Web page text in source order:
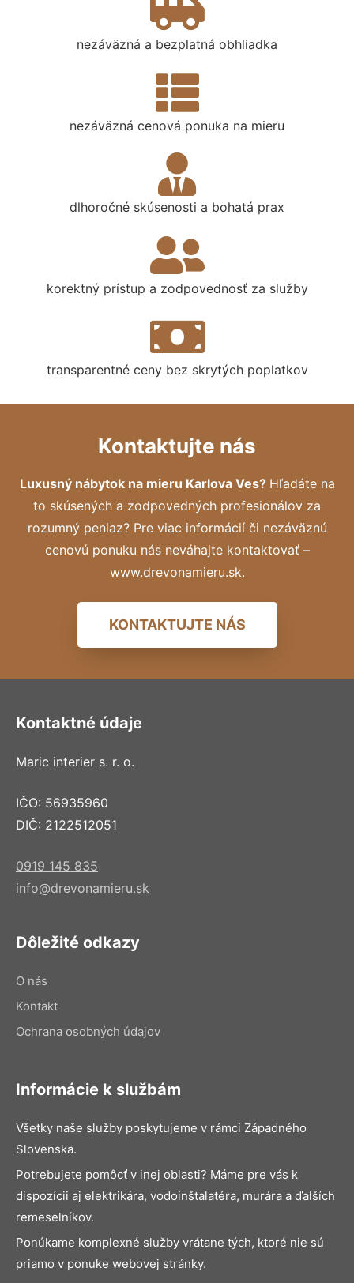
nezáväzná a bezplatná obhliadka
nezáväzná cenová ponuka na mieru
dlhoročné skúsenosti a bohatá prax
korektný prístup a zodpovednosť za služby
transparentné ceny bez skrytých poplatkov
Kontaktujte nás
Luxusný nábytok na mieru Karlova Ves? Hľadáte na
to skúsených a zodpovedných profesionálov za
rozumný peniaz? Pre viac informácií či nezáväznú
cenovú ponuku nás neváhajte kontaktovať –
www.drevonamieru.sk.
KONTAKTUJTE NÁS
Kontaktné údaje
Maric interier s. r. o.
IČO: 56935960
DIČ: 2122512051
0919 145 835
info@drevonamieru.sk
Dôležité odkazy
O nás
Kontakt
Ochrana osobných údajov
Informácie k službám
Všetky naše služby poskytujeme v rámci Západného
Slovenska.
Potrebujete pomôcť v inej oblasti? Máme pre vás k
dispozícii aj elektrikára, vodoinštalatéra, murára a ďalších
remeselníkov.
Ponúkame komplexné služby vrátane tých, ktoré nie sú
priamo v ponuke webovej stránky.